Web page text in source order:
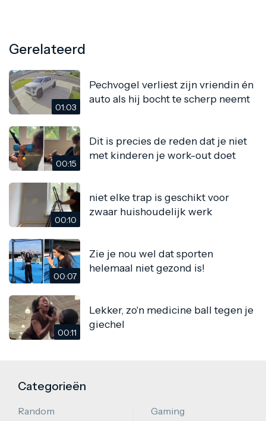
Gerelateerd
01:03
Pechvogel verliest zijn vriendin én
auto als hij bocht te scherp neemt
00:15
Dit is precies de reden dat je niet
met kinderen je work-out doet
00:10
niet elke trap is geschikt voor
zwaar huishoudelijk werk
00:07
Zie je nou wel dat sporten
helemaal niet gezond is!
00:11
Lekker, zo'n medicine ball tegen je
giechel
Categorieën
Random
Gaming